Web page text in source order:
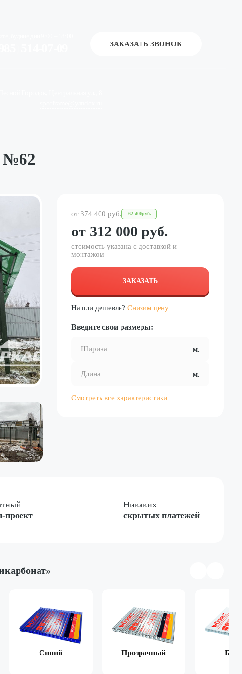
ЗАКАЗАТЬ ЗВОНОК
№62
от374 400 руб. -62 400руб.
от 312 000 руб.
стоимость указана с доставкой и
монтажом
ЗАКАЗАТЬ
Нашли дешевле? Снизим цену
Введите свои размеры:
Смотреть все характеристики
проект
Никаких
скрытых платежей
Односкатная Четырёхгранная
Синий Прозрачный